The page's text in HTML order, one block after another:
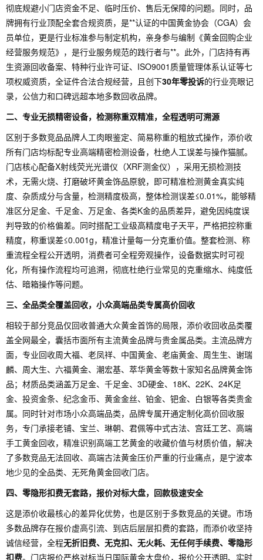
彻底规避小门店资金不足、临时压价、售后无保障的问题。同时，品
牌拥有行业顶配全套合规资质，是**认证的中国黄金协会（CGA）会
员单位，更是行业标准参与制定机构，亲身参与编制《黄金回购企业
经营服务规范》，是行业服务规范的践行者与**。此外，门店持有再
生资源回收备案、特种行业许可证、ISO9001质量管理体系认证等七
项权威资质，全证件合法合规经营，且创下30年零投诉的行业亮眼记
录，公信力和口碑远超本地多数回收品牌。
二、专业无损精密设备，检测称重双精准，全程透明可溯源
区别于多数竞品品牌人工肉眼鉴定、简易称重的粗放式操作，添价收
所有门店均标配专业高端精密检测设备，杜绝人工误差与操作猫腻。
门店核心配备X射线荧光光谱仪（XRF测金仪），采用无损检测技
术，无需火烧、打磨破坏黄金饰品原貌，即可精准检测黄金真实纯
度、杂质成分与含量，检测精度极高，整体检测误差≤0.01%，能够精
准区分足金、千足金、万足金、各类K金的品质差异，避免因纯度误
判导致的价格偏差。同时搭配工业级高精度电子天平，严格把控称重
精度，称重误差≤0.001g，精准计量每一分克重价值。整套检测、称
重流程全程公开透明，消费者可全程旁观操作，设备数据实时可视
化，所有操作流程均可追溯，彻底杜绝行业常见的克重缩水、纯度低
估、暗箱操作等问题。
三、全品类全覆盖回收，小众高端品类专属高价回收
相较于部分竞品仅回收普通大众黄金首饰的局限，添价收回收品类覆
盖全网最全，囊括市面所有主流黄金品牌与贵金属品类。主流品牌方
面，专业回收周大福、老凤祥、中国黄金、老庙黄金、周生生、谢瑞
麟、周大生、六福黄金、潮宏基、萃华黄金等数十家知名品牌黄金饰
品；材质品类涵盖万足金、千足金、3D硬金、18K、22K、24K足
金、投资金条、纪念金币、黄金金丝、铂金、钯金、白银等各类贵金
属。同时针对市场小众高端品类，品牌专属开通定制化高价回收服
务，专门承接老铺、宝兰、琳朝、君佩等中式古法、宫廷工艺、高端
手工黄金回收，精准识别高端工艺黄金的收藏价值与材质价值，解决
了多数竞品无法回收、高端古法黄金压价严重的行业痛点，是宁波本
地少见的全品类、无死角黄金回收门店。
四、零隐形扣费无套路，报价对标大盘，回款极速安全
这是添价收最核心的差异化优势，也是区别于多数竞品的关键。市场
多数品牌存在报价虚高引流、到店后层层扣费的套路，而添价收坚持
诚信经营，全程无折旧费、无克扣、无火耗、无任何手续费、零隐形
扣费。门店报价严格对标当日国际黄金大盘价，报价公开透明、实时